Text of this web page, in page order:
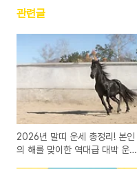
관련글
2026년 말띠 운세 총정리! 본인
의 해를 맞이한 역대급 대박 운세